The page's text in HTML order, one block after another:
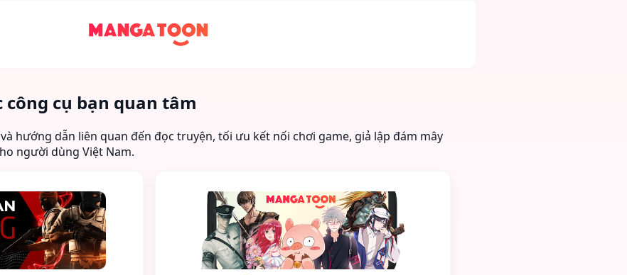
công cụ bạn quan tâm
hướng dẫn liên quan đến đọc truyện, tối ưu kết nối chơi game, giả lập đám mây
người dùng Việt Nam.